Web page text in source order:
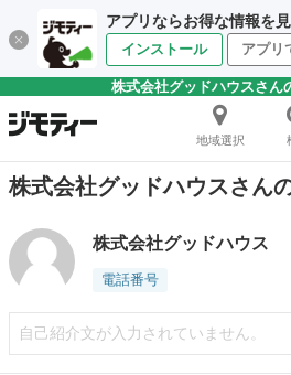
アプリならお得な情報を
インストール アプリ
株式会社グッドハウスさん
地域選択
株式会社グッドハウスさん
株式会社グッドハウス
電話番号
自己紹介文が入力されていません。